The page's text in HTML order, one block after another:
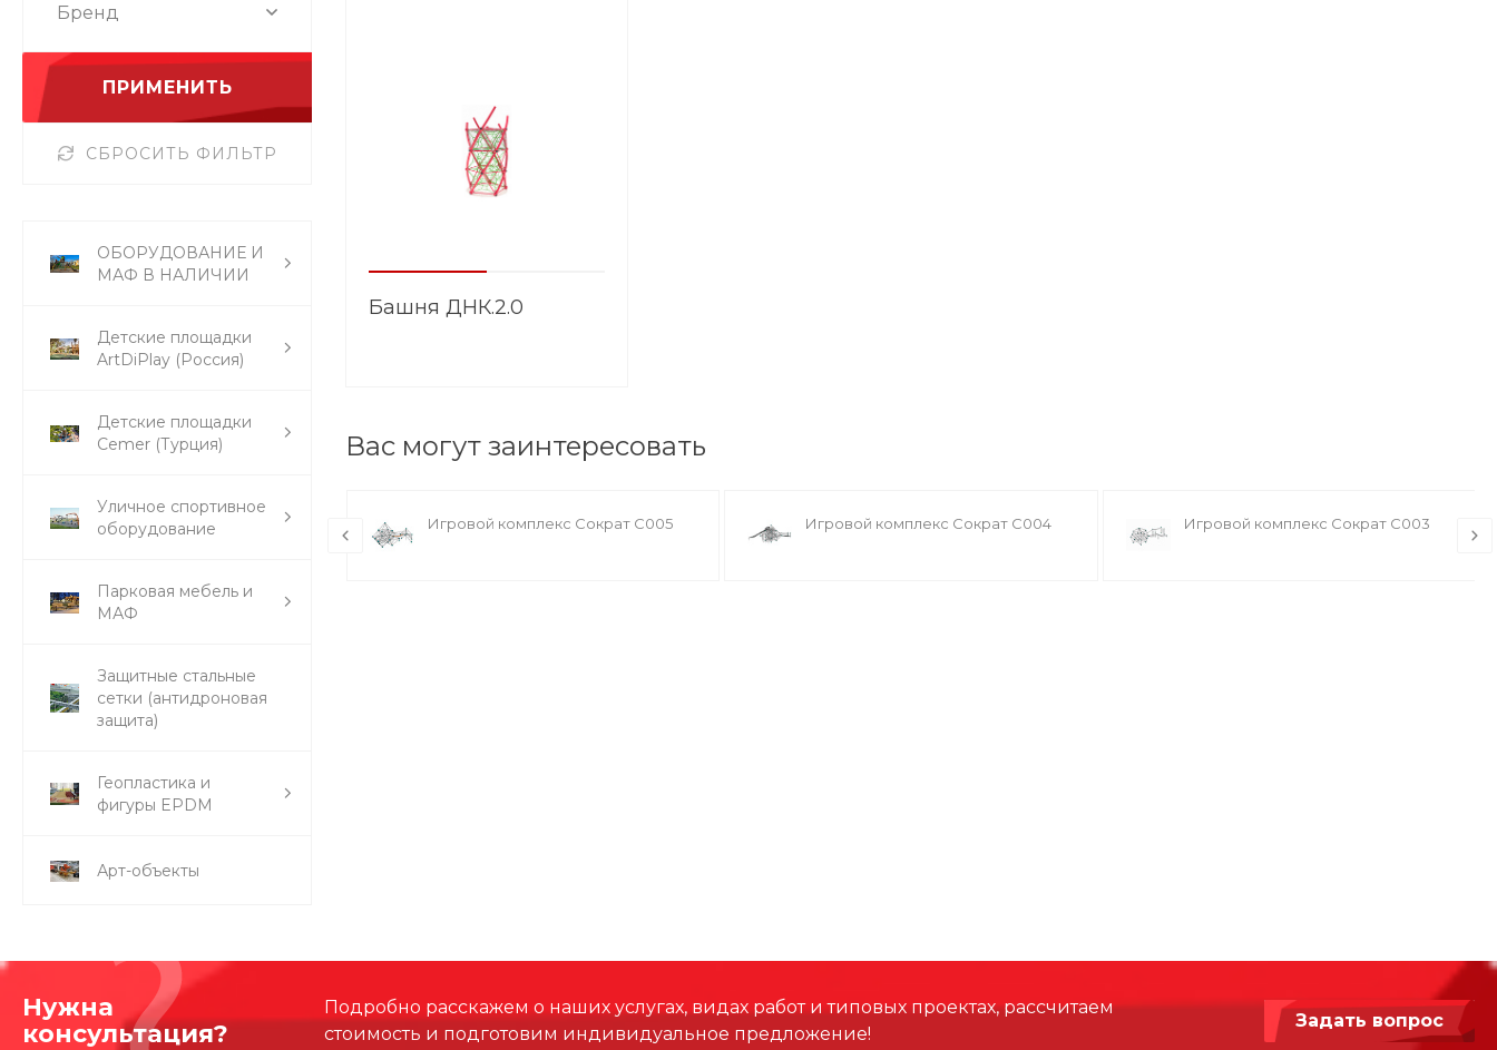
Бренд
ПРИМЕНИТЬ
СБРОСИТЬ ФИЛЬТР
ОБОРУДОВАНИЕ И
МАФ В НАЛИЧИИ
Детские площадки
ArtDiPlay (Россия)
Детские площадки
Cemer (Турция)
Уличное спортивное
оборудование
Парковая мебель и
МАФ
Защитные стальные
сетки (антидроновая
защита)
Геопластика и
фигуры EPDM
Арт-объекты
Башня ДНК.2.0
Вас могут заинтересовать
Башня ДНК.1.0 Игровой комплекс Сократ С005 Игровой комплекс Сократ С004 Игровой комплекс Сократ С003
Нужна
консультация?
Подробно расскажем о наших услугах, видах работ и типовых проектах, рассчитаем
стоимость и подготовим индивидуальное предложение!
Задать вопрос